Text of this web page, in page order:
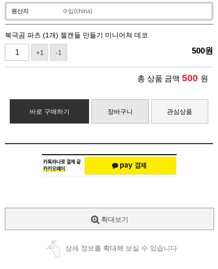
원산지 수입(china)
북극곰 파츠 (1개) 젤캔들 만들기 미니어쳐 데코
+1 -1 500원
총 상품 금액 500 원
바로 구매하기 장바구니 관심상품
확대보기
상세 정보를 확대해 보실 수 있습니다